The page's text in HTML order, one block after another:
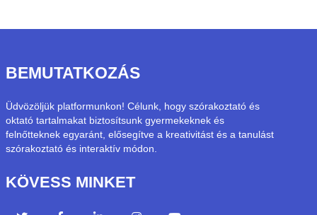
BEMUTATKOZÁS
Üdvözöljük platformunkon! Célunk, hogy szórakoztató és
oktató tartalmakat biztosítsunk gyermekeknek és
felnőtteknek egyaránt, elősegítve a kreativitást és a tanulást
szórakoztató és interaktív módon.
KÖVESS MINKET